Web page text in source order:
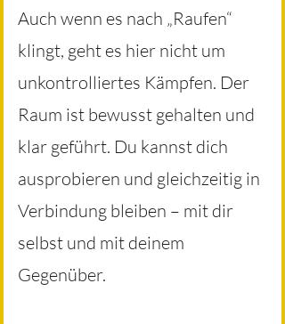
Auch wenn es nach „Raufen“
klingt, geht es hier nicht um
unkontrolliertes Kämpfen. Der
Raum ist bewusst gehalten und
klar geführt. Du kannst dich
ausprobieren und gleichzeitig in
Verbindung bleiben – mit dir
selbst und mit deinem
Gegenüber.